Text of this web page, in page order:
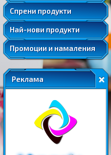
Спрени продукти
Удължени и допълнителни
Най-нови продукти
Промоции и намаления
Реклама